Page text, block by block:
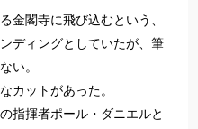
金閣寺に飛び込むという、
ディングとしていたが、筆
い。
カットがあった。
指揮者ポール・ダニエルと